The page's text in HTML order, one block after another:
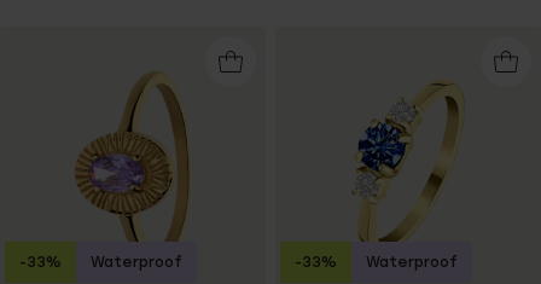
-33% Waterproof -33% Waterproof